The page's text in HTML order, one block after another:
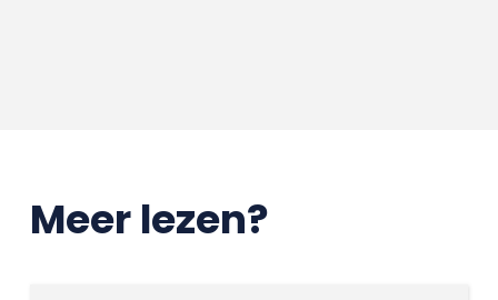
Meer lezen?